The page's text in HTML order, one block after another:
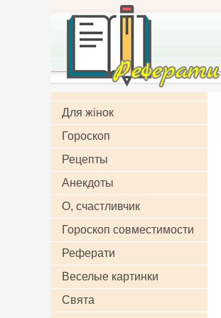
Для жінок
Гороскоп
Рецепты
Анекдоты
О, счастливчик
Гороскоп совместимости
Реферати
Веселые картинки
Свята